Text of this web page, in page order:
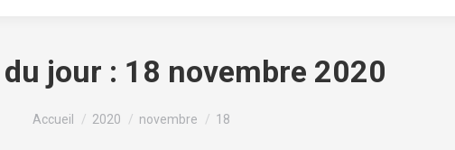
jour : 18 novembre 2020
Vous êtes ici :
Accueil 2020 novembre 18